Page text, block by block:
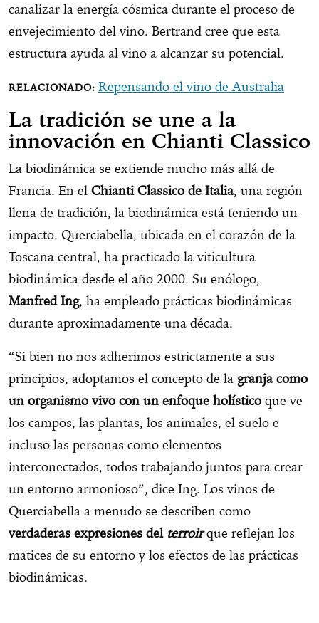
canalizar la energía cósmica durante el proceso de
envejecimiento del vino. Bertrand cree que esta
estructura ayuda al vino a alcanzar su potencial.
Repensando el vino de Australia
La tradición se une a la
innovación en Chianti Classico
La biodinámica se extiende mucho más allá de
Francia. En el Chianti Classico de Italia, una región
llena de tradición, la biodinámica está teniendo un
impacto. Querciabella, ubicada en el corazón de la
Toscana central, ha practicado la viticultura
biodinámica desde el año 2000. Su enólogo,
Manfred Ing, ha empleado prácticas biodinámicas
durante aproximadamente una década.
“Si bien no nos adherimos estrictamente a sus
principios, adoptamos el concepto de la granja como
un organismo vivo con un enfoque holístico que ve
los campos, las plantas, los animales, el suelo e
incluso las personas como elementos
interconectados, todos trabajando juntos para crear
un entorno armonioso”, dice Ing. Los vinos de
Querciabella a menudo se describen como
verdaderas expresiones del terroir que reflejan los
matices de su entorno y los efectos de las prácticas
biodinámicas.